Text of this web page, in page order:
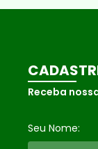
Receba
Seu Nome: